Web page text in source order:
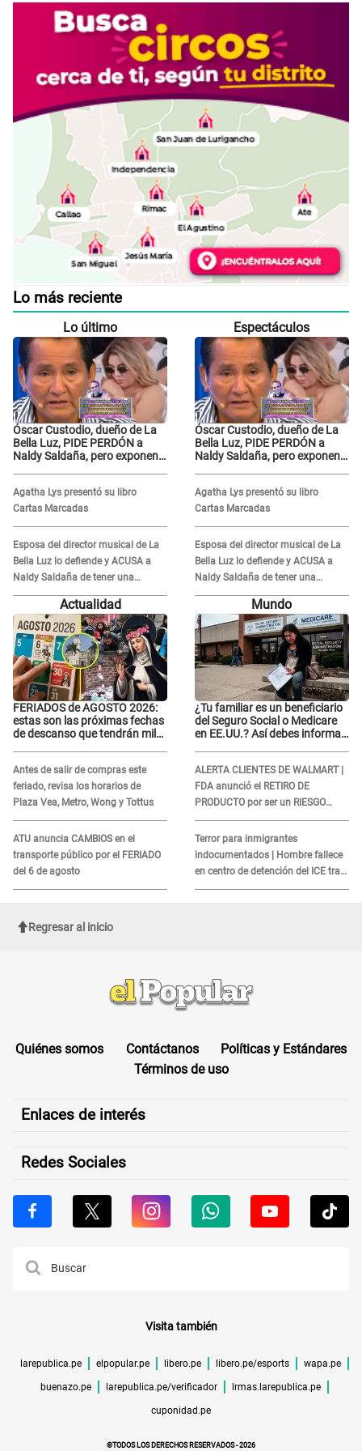
Lo más reciente
Lo último
Óscar Custodio, dueño de La
Bella Luz, PIDE PERDÓN a
Naldy Saldaña, pero exponen
grabar"
Agatha Lys presentó su libro
Cartas Marcadas
Esposa del director musical de La
Bella Luz lo defiende y ACUSA a
Naldy Saldaña de tener una
relación con él y otros integrantes
Espectáculos
Óscar Custodio, dueño de La
Bella Luz, PIDE PERDÓN a
Naldy Saldaña, pero exponen
grabar"
Agatha Lys presentó su libro
Cartas Marcadas
Esposa del director musical de La
Bella Luz lo defiende y ACUSA a
Naldy Saldaña de tener una
relación con él y otros integrantes
Actualidad
FERIADOS de AGOSTO 2026:
estas son las próximas fechas
de descanso que tendrán miles
Antes de salir de compras este
feriado, revisa los horarios de
Plaza Vea, Metro, Wong y Tottus
ATU anuncia CAMBIOS en el
transporte público por el FERIADO
del 6 de agosto
Mundo
¿Tu familiar es un beneficiario
del Seguro Social o Medicare
en EE.UU.? Así debes informar
ALERTA CLIENTES DE WALMART |
FDA anunció el RETIRO DE
PRODUCTO por ser un RIESGO
MORTAL para consumidores: ¿Cuál
es?
Terror para inmigrantes
indocumentados | Hombre fallece
en centro de detención del ICE tras
sufrir una "emergencia médica"
Regresar al inicio
Quiénes somos Contáctanos
Políticas y Estándares
Términos de uso
Enlaces de interés
Redes Sociales
Visita también
larepublica.pe elpopular.pe libero.pe libero.pe/esports wapa.pe
buenazo.pe larepublica.pe/verificador lrmas.larepublica.pe
cuponidad.pe
©TODOS LOS DERECHOS RESERVADOS -2026